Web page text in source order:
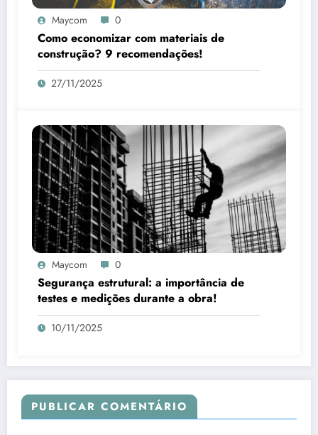
Maycom 0
Como economizar com materiais de
construção? 9 recomendações!
27/11/2025
Maycom 0
Segurança estrutural: a importância de
testes e medições durante a obra!
10/11/2025
PUBLICAR COMENTÁRIO